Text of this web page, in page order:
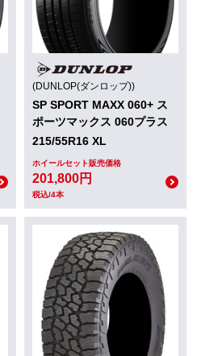
(DUNLOP(ダンロップ))
SP SPORT MAXX 060+ ス
ポーツマックス 060プラス
215/55R16 XL
ホイールセット販売価格
201,800円
税込/4本